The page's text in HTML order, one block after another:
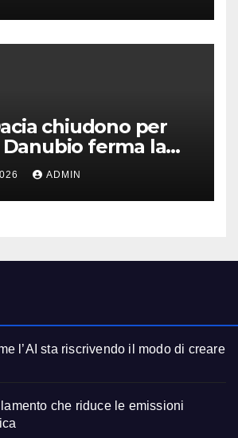
chiudono per
Danubio ferma la
auto
ADMIN
l’AI sta riscrivendo il modo di creare
che riduce le emissioni